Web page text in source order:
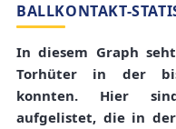
BALLKONTAKT-
In diesem Graph
Torhüter in der
konnten. Hier
aufgelistet, die in der